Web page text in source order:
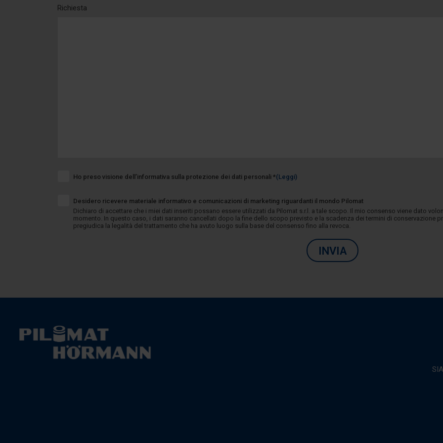
Richiesta
Ho preso visione dell’informativa sulla protezione dei dati personali *(Leggi)
Desidero ricevere materiale informativo e comunicazioni di marketing riguardanti il mondo Pilomat
Dichiaro di accettare che i miei dati inseriti possano essere utilizzati da Pilomat s.r.l. a tale scopo. Il mio consenso viene dato
momento. In questo caso, i dati saranno cancellati dopo la fine dello scopo previsto e la scadenza dei termini di conservazione
pregiudica la legalità del trattamento che ha avuto luogo sulla base del consenso fino alla revoca.
INVIA